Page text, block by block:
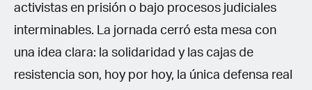
activistas en prisión o bajo procesos judiciales
interminables. La jornada cerró esta mesa con
una idea clara: la solidaridad y las cajas de
resistencia son, hoy por hoy, la única defensa real